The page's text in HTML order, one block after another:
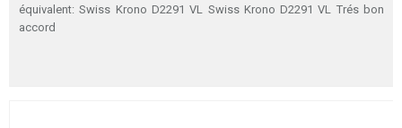
équivalent: Swiss Krono D2291 VL Swiss Krono D2291 VL Trés bon
accord